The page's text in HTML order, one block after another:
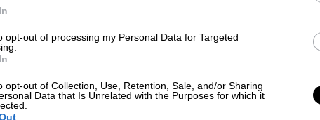
opt-out of processing my Personal Data for Targeted
opt-out of Collection, Use, Retention, Sale, and/or Sharing
Data that Is Unrelated with the Purposes for which it
ζητήσαμε στο καλάθι του νοικοκυριού
αυτό, που πολύς κόσμος δε γνωρίζει ότι
και αυτή τη σήμανση.
που θα έχει το καλάθι του
ψωμί».